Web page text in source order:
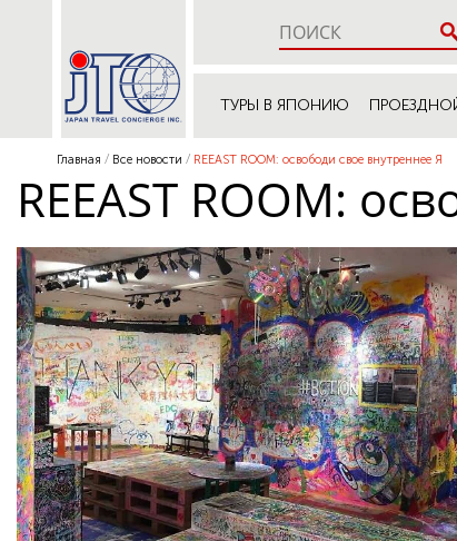
ТУРЫ В ЯПОНИЮ
Главная Все новости REEAST ROOM: освободи свое внутреннее Я
REEAST ROOM: